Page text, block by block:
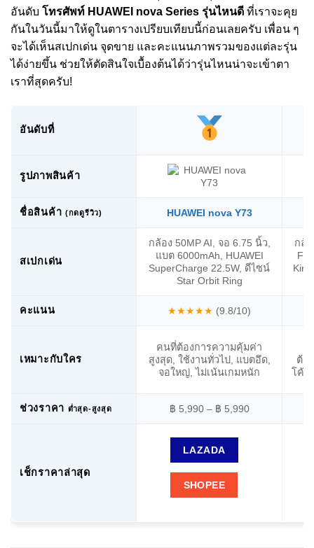
อันดับ โทรศัพท์ HUAWEI nova Series รุ่นไหนดี ที่เราจะคุย
กันในวันนี้มาให้ดูในตารางเปรียบเทียบนี้ก่อนเลยครับ เพื่อน ๆ
จะได้เห็นสเปกเด่น จุดขาย และคะแนนภาพรวมของแต่ละรุ่น
ได้ง่ายขึ้น ช่วยให้ตัดสินใจเบื้องต้นได้ว่ารุ่นไหนน่าจะเข้าตา
เราที่สุดครับ!
อันดับที่
รูปภาพสินค้า
ชื่อสินค้า(กดดูรีวิว) HUAWEI nova Y73
สเปกเด่น
กล้อง 50MP AI, จอ 6.75 นิ้ว,
แบต 6000mAh, HUAWEI
SuperCharge 22.5W, ดีไซน์
Star Orbit Ring
กล้อ
คะแนน ★★★★★ (9.8/10)
เหมาะกับใคร
คนที่ต้องการความคุ้มค่า
สูงสุด, ใช้งานทั่วไป, แบตอึด,
จอใหญ่, ไม่เน้นเกมหนัก
ต้อ
โค้ง
ช่วงราคา ต่ำสุด-สูงสุด ฿ 5,990 – ฿ 5,990
เช็กราคาล่าสุด
LAZADA
SHOPEE